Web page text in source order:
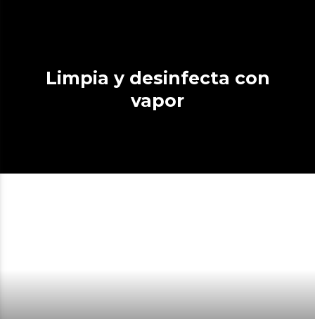
Limpia y desinfecta con
vapor